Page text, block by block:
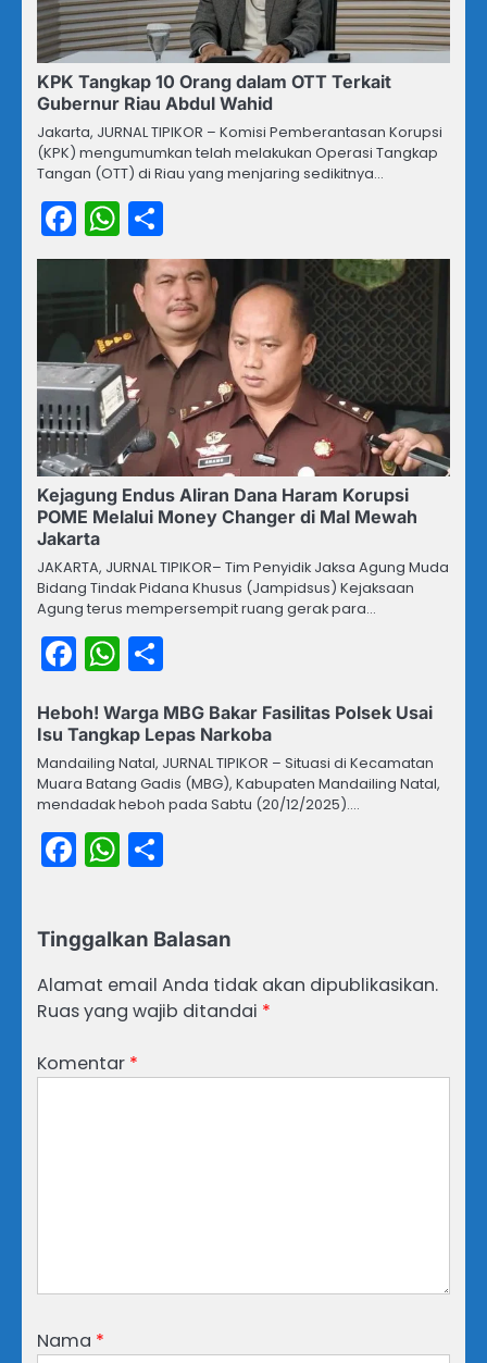
KPK Tangkap 10 Orang dalam OTT Terkait
Gubernur Riau Abdul Wahid
Jakarta, JURNAL TIPIKOR – Komisi Pemberantasan Korupsi
(KPK) mengumumkan telah melakukan Operasi Tangkap
Tangan (OTT) di Riau yang menjaring sedikitnya…
Facebook
WhatsApp
Kejagung Endus Aliran Dana Haram Korupsi
POME Melalui Money Changer di Mal Mewah
Jakarta
JAKARTA, JURNAL TIPIKOR– Tim Penyidik Jaksa Agung Muda
Bidang Tindak Pidana Khusus (Jampidsus) Kejaksaan
Agung terus mempersempit ruang gerak para…
Facebook
WhatsApp
Heboh! Warga MBG Bakar Fasilitas Polsek Usai
Isu Tangkap Lepas Narkoba
Mandailing Natal, JURNAL TIPIKOR – Situasi di Kecamatan
Muara Batang Gadis (MBG), Kabupaten Mandailing Natal,
mendadak heboh pada Sabtu (20/12/2025).…
Facebook
WhatsApp
Tinggalkan Balasan
Alamat email Anda tidak akan dipublikasikan.
Ruas yang wajib ditandai *
Komentar *
Nama *